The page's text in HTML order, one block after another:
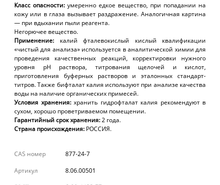
Класс опасности: умеренно едкое вещество, при попадании на
кожу или в глаза вызывает раздражение. Аналогичная картина
— при вдыхании пыли реагента.
Негорючее вещество.
Применение: калий фталевокислый кислый квалификации
«чистый для анализа» используется ваналитической химии для
проведения качественных реакций, корректировки нужного
уровня рН раствора, титрования щелочей и кислот,
приготовления буферных растворов и эталонных стандарт-
титров. Также бифталат калия используют при анализе качества
воды на наличие органических примесей.
Условия хранения:хранить гидрофталат калия рекомендуют в
сухом, хорошо проветриваемом помещении.
Гарантийный срок хранения:2 года.
Страна происхождения: РОССИЯ.
CAS номер
877-24-7
Артикул
8.06.00501